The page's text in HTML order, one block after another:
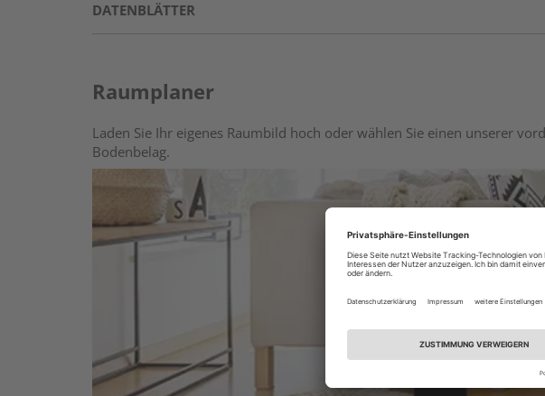
DATENBLÄTTER
Raumplaner
Laden Sie Ihr eigenes Raumbild hoch oder wählen Sie einen unserer
Bodenbelag.